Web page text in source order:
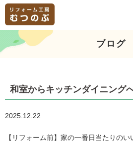
ブログ
和室からキッチンダイニング
2025.12.22
【リフォーム前】家の一番日当たりの